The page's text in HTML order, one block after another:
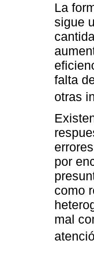
La
sigue
falta
otras
por
como
mal